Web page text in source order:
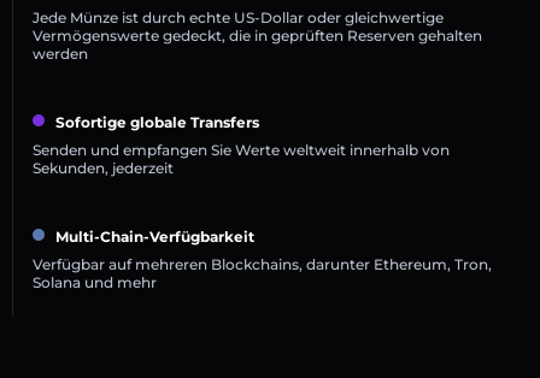
Jede Münze ist durch echte US-Dollar oder gleichwertige
Vermögenswerte gedeckt, die in geprüften Reserven gehalten
werden
Sofortige globale Transfers
Senden und empfangen Sie Werte weltweit innerhalb von
Sekunden, jederzeit
Multi-Chain-Verfügbarkeit
Verfügbar auf mehreren Blockchains, darunter Ethereum, Tron,
Solana und mehr